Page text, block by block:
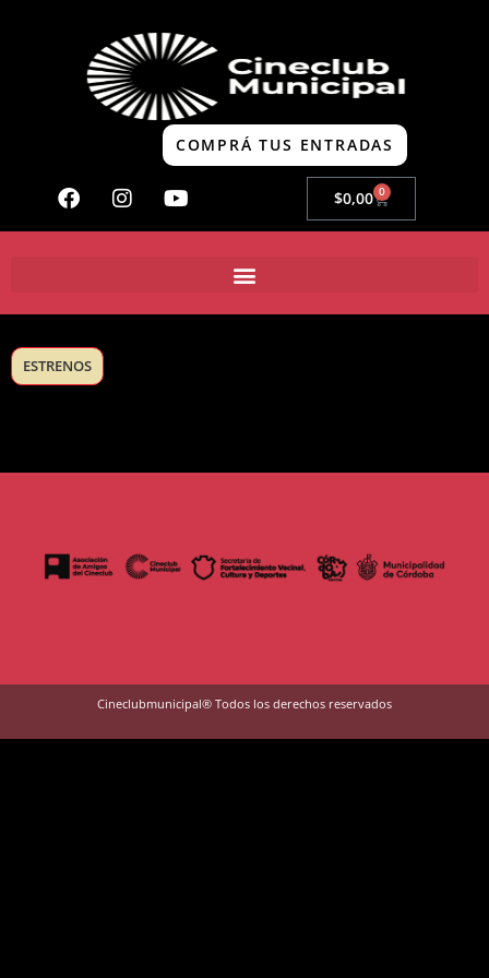
COMPRÁ TUS ENTRADAS
$0,00 0
ESTRENOS
Cineclubmunicipal® Todos los derechos reservados